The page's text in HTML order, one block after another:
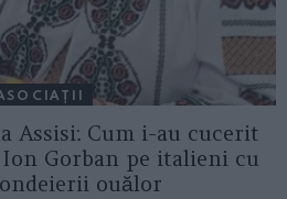
Assisi: Cum i-au cucerit
Gorban pe italieni cu
ouălor